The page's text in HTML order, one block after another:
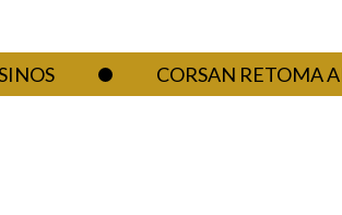
CORSAN RETOMA